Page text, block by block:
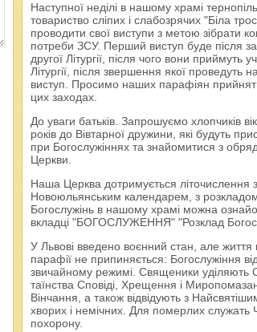
Наступної неділі в нашому храмі
товариство сліпих і слабозрячих "Біла
проводити свої виступи з метою зібрати
потреби ЗСУ. Перший виступ буде після
другої Літургії, після чого вони приймуть
Літургії, після звершення якої проведуть
виступ. Просимо наших парафіян
цих заходах.
До уваги батьків. Запрошуємо хлопчиків
років до Вівтарної дружини, які будуть
при Богослужіннях та знайомитися з
Церкви.
Наша Церква дотримується літочислення
Новоюльянським календарем, з
Богослужінь в нашому храмі можна
вкладці "БОГОСЛУЖЕННЯ" "Розклад
У Львові введено воєнний стан, але життя
парафії не припиняється: Богослужіння
звичайному режимі. Священики уділяють
таїнства Сповіді, Хрещення і
Вінчання, а також відвідують з
хворих і немічних. Для померлих служать
похорону.